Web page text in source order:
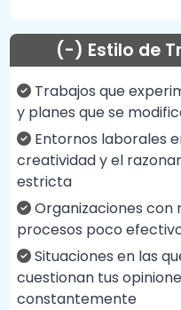
(-) Estilo de
Trabajos que
y planes que se
Entornos laborales
creatividad y el
estricta
Organizaciones con
procesos poco
Situaciones en las
cuestionan tus
constantemente